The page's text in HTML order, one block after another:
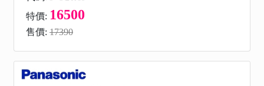
特價: 16500
售價: 17390